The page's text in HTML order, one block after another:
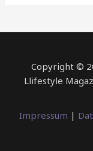
Copyright ©
Llifestyle
Impressum |